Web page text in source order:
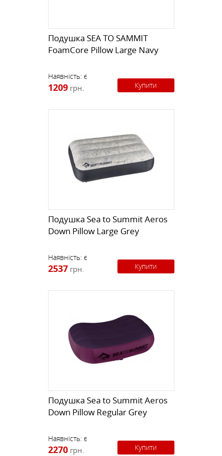
Подушка SEA TO SAMMIT
FoamCore Pillow Large Navy
Наявність: є
1209 грн. Купити
Подушка Sea to Summit Aeros
Down Pillow Large Grey
Наявність: є
2537 грн. Купити
Подушка Sea to Summit Aeros
Down Pillow Regular Grey
Наявність: є
2270 грн. Купити